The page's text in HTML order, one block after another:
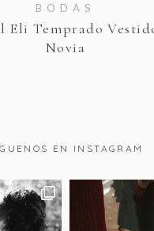
BODAS
Eli Temprado
Novia
EN INSTAGRAM